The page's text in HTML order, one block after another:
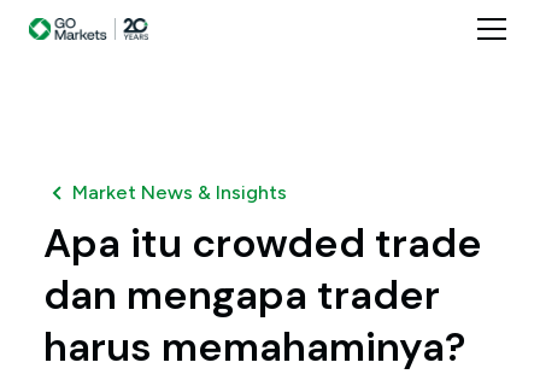
Market News & Insights
Apa itu crowded trade
dan mengapa trader
harus memahaminya?